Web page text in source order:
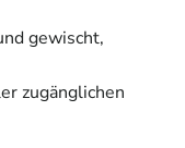
gewischt,
zugänglichen